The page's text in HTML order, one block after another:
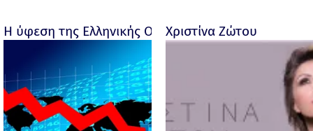
Η ύφεση της Ελληνικής Οικονομίας - Ροσέτος
Χριστίνα Ζώτου